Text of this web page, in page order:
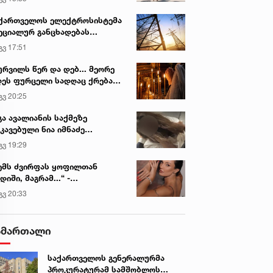
ელექტროსისტემა
განცხადებას
17:51
წერ და დებ... მეორე
ფურცელი სადღაც ქრება
სურვილი სრულდება...“ -
ტაძარი შიდა
20:25
ავალიანის საქმეზე
ნია იმნაძე
გადაჰყავთ
19:29
ძვირფას ყოფილთან
მაგრამ...“ -
პაიჭაძის
აღიარება
20:33
საქართველოს გენერალურმა
პროკურატურამ სამშობლოს